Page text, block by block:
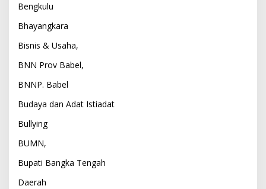
Bengkulu
Bhayangkara
Bisnis & Usaha,
BNN Prov Babel,
BNNP. Babel
Budaya dan Adat Istiadat
Bullying
BUMN,
Bupati Bangka Tengah
Daerah